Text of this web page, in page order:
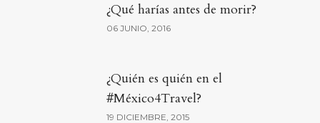
¿Qué harías antes de morir?
06 JUNIO, 2016
¿Quién es quién en el
#México4Travel?
19 DICIEMBRE, 2015